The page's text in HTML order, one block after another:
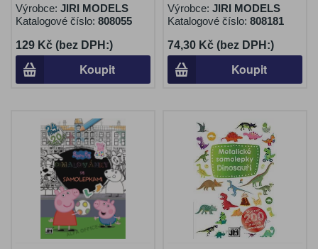
Výrobce: JIRI MODELS
Katalogové číslo: 808055
129 Kč (bez DPH:)
Koupit
Výrobce: JIRI MODELS
Katalogové číslo: 808181
74,30 Kč (bez DPH:)
Koupit